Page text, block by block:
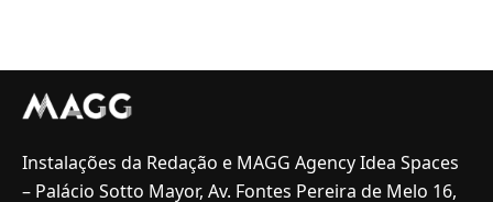
Instalações da Redação e MAGG Agency Idea Spaces
– Palácio Sotto Mayor, Av. Fontes Pereira de Melo 16,